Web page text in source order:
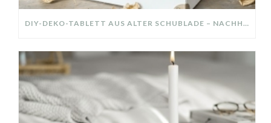
DIY-DEKO-TABLETT AUS ALTER SCHUBLADE – NACHHALTIGE HERBSTDEKO SELBER MACHEN!